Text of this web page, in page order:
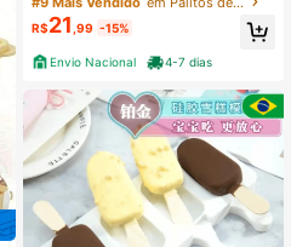
ação maquete sorvete
R$21 ,99 -15%
Envio Nacional 4-7 dias